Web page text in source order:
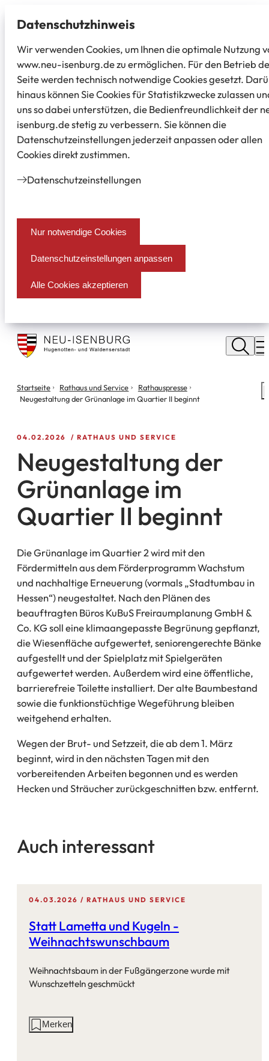
Datenschutz­hinweis
Wir verwenden Cookies, um Ihnen die optimale Nutzung
www.neu-isenburg.de zu ermöglichen. Für den Betrieb
Seite werden technisch notwendige Cookies gesetzt.
hinaus können Sie Cookies für Statistikzwecke zulassen
uns so dabei unterstützen, die Bedienfreundlichkeit der
isenburg.de stetig zu verbessern. Sie können die
Datenschutzeinstellungen jederzeit anpassen oder allen
Cookies direkt zustimmen.
Datenschutz­einstellungen
Nur notwendige Cookies
Datenschutzeinstellungen anpassen
Alle Cookies akzeptieren
Stadt
Neu
Isenburg
Sie
befinden
Startseite Rathaus und Service
Rathauspresse
Neugestaltung der Grünanlage im Quartier II beginnt
04.02.2026 RATHAUS UND SERVICE
Neugestaltung der
Grünanlage im
Quartier II beginnt
Die Grünanlage im Quartier 2 wird mit den
Fördermitteln aus dem Förderprogramm Wachstum
und nachhaltige Erneuerung (vormals „Stadtumbau in
Hessen“) neugestaltet. Nach den Plänen des
beauftragten Büros KuBuS Freiraumplanung GmbH &
Co. KG soll eine klimaangepasste Begrünung gepflanzt,
die Wiesenfläche aufgewertet, seniorengerechte Bänke
aufgestellt und der Spielplatz mit Spielgeräten
aufgewertet werden. Außerdem wird eine öffentliche,
barrierefreie Toilette installiert. Der alte Baumbestand
sowie die funktionstüchtige Wegeführung bleiben
weitgehend erhalten.
Wegen der Brut- und Setzzeit, die ab dem 1. März
beginnt, wird in den nächsten Tagen mit den
vorbereitenden Arbeiten begonnen und es werden
Hecken und Sträucher zurückgeschnitten bzw. entfernt.
Auch interessant
04.03.2026 RATHAUS UND SERVICE
Statt Lametta und Kugeln -
Weihnachtswunschbaum
Weihnachtsbaum in der Fußgängerzone wurde mit
Wunschzetteln geschmückt
AktionenMerken